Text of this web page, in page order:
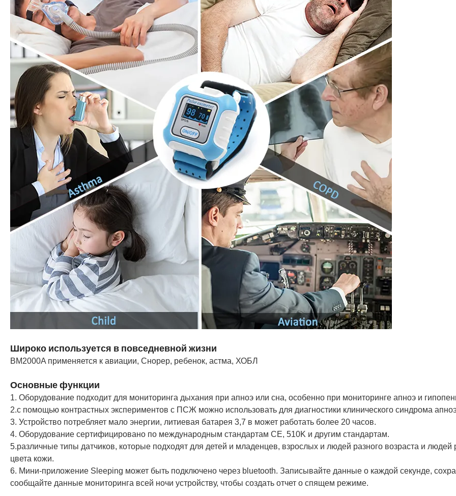
Широко используется в повседневной жизни
BM2000A применяется к авиации, Снорер, ребенок, астма, ХОБЛ
Основные функции
1. Оборудование подходит для мониторинга дыхания при апноэ или сна, особенно при мониторинге апноэ и
2.с помощью контрастных экспериментов с ПСЖ можно использовать для диагностики клинического синдрома
3. Устройство потребляет мало энергии, литиевая батарея 3,7 в может работать более 20 часов.
4. Оборудование сертифицировано по международным стандартам CE, 510K и другим стандартам.
5.различные типы датчиков, которые подходят для детей и младенцев, взрослых и людей разного возраста и людей
цвета кожи.
6. Мини-приложение Sleeping может быть подключено через bluetooth. Записывайте данные о каждой секунде,
сообщайте данные мониторинга всей ночи устройству, чтобы создать отчет о спящем режиме.